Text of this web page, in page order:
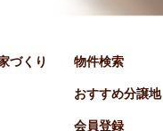
づくり 物件検索
おすすめ分譲地
会員登録